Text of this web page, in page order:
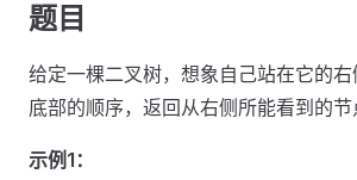
题目
给定一棵二叉树，想象自己站在它的右
底部的顺序，返回从右侧所能看到的节
示例1：